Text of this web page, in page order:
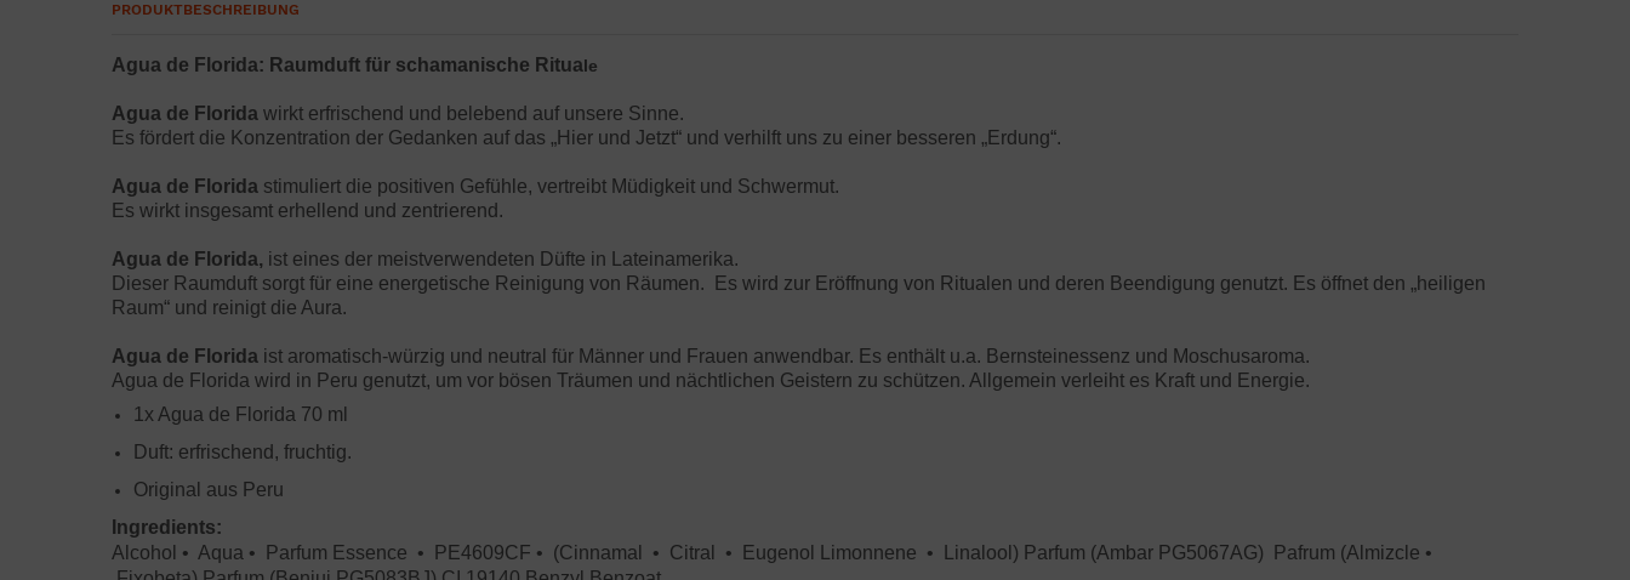
PRODUKTBESCHREIBUNG
Agua de Florida: Raumduft für schamanische Rituale
Agua de Florida wirkt erfrischend und belebend auf unsere Sinne.
Es fördert die Konzentration der Gedanken auf das „Hier und Jetzt“ und verhilft uns zu einer besseren „Erdung“.
Agua de Florida stimuliert die positiven Gefühle, vertreibt Müdigkeit und Schwermut.
Es wirkt insgesamt erhellend und zentrierend.
Agua de Florida, ist eines der meistverwendeten Düfte in Lateinamerika.
Dieser Raumduft sorgt für eine energetische Reinigung von Räumen. Es wird zur Eröffnung von Ritualen und deren Beendigung genutzt. Es öffnet den „heiligen
Raum“ und reinigt die Aura.
Agua de Florida ist aromatisch-würzig und neutral für Männer und Frauen anwendbar. Es enthält u.a. Bernsteinessenz und Moschusaroma.
Agua de Florida wird in Peru genutzt, um vor bösen Träumen und nächtlichen Geistern zu schützen. Allgemein verleiht es Kraft und Energie.
1x Agua de Florida 70 ml
Duft: erfrischend, fruchtig.
Original aus Peru
Ingredients:
Alcohol • Aqua • Parfum Essence • PE4609CF • (Cinnamal • Citral • Eugenol Limonnene • Linalool) Parfum (Ambar PG5067AG) Pafrum (Almizcle •